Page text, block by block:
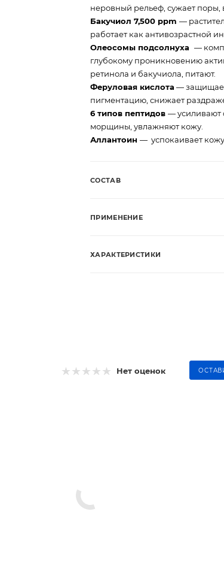
неровный рельеф, сужает поры,
Бакучиол 7,500 ppm —
работает как антивозрастной
Олеосомы подсолнуха —
глубокому проникновению
ретинола и бакучиола, питают.
Феруловая кислота —
пигментацию, снижает
6 типов пептидов — усиливают
морщины, увлажняют кожу.
Аллантоин — успокаивает
СОСТАВ
ПРИМЕНЕНИЕ
ХАРАКТЕРИСТИКИ
Нет оценок